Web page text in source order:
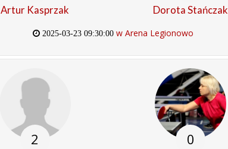
Artur Kasprzak Dorota Stańczak
2025-03-23 09:30:00w Arena Legionowo
2 0